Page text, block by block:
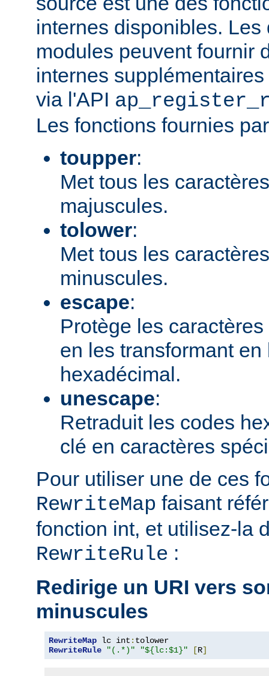
internes disponibles.
modules peuvent fournir
internes
via l'API
Les fonctions fournies
toupper:
Met tous les
majuscules.
tolower:
Met tous les
minuscules.
escape:
Protège les
en les transformant en
hexadécimal.
unescape:
Retraduit les codes
clé en caractères
Pour utiliser une de ces
RewriteMap faisant
fonction int, et utilisez-la
RewriteRule :
Redirige un URI vers
minuscules
RewriteMap lc int :
RewriteRule
"(.*)" "${lc:$1}" [R]